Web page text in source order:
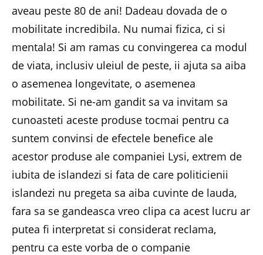
aveau peste 80 de ani! Dadeau dovada de o
mobilitate incredibila. Nu numai fizica, ci si
mentala! Si am ramas cu convingerea ca modul
de viata, inclusiv uleiul de peste, ii ajuta sa aiba
o asemenea longevitate, o asemenea
mobilitate. Si ne-am gandit sa va invitam sa
cunoasteti aceste produse tocmai pentru ca
suntem convinsi de efectele benefice ale
acestor produse ale companiei Lysi, extrem de
iubita de islandezi si fata de care politicienii
islandezi nu pregeta sa aiba cuvinte de lauda,
fara sa se gandeasca vreo clipa ca acest lucru ar
putea fi interpretat si considerat reclama,
pentru ca este vorba de o companie